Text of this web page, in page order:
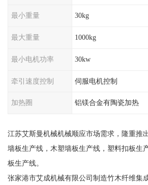
最小重量 30kg
最大重量 1000kg
最小电机功率 30kw
牵引速度控制 伺服电机控制
加热圈 铝镁合金有陶瓷加热
江苏艾斯曼机械机械顺应市场需求，隆重推
墙板生产线，木塑墙板生产线，塑料扣板生
板生产线。
张家港市艾成机械有限公司制造竹木纤维集